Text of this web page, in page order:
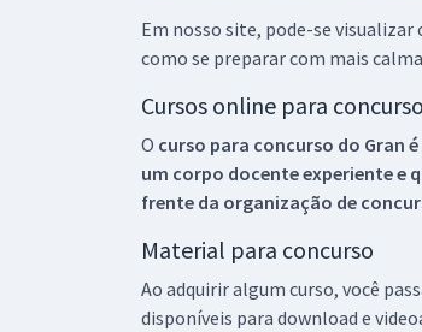
Em nosso site, pode-se
como se preparar com mais
Cursos online para
O curso para concurso do Gran
um corpo docente experiente e
frente da organização de
Material para concurso
Ao adquirir algum curso, você
disponíveis para download e